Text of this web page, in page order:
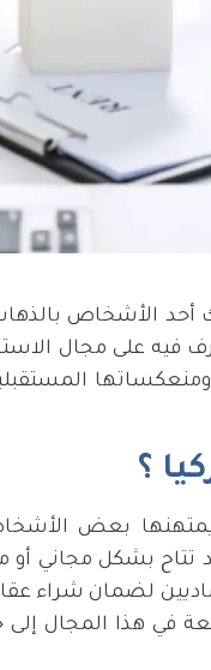
الأشخاص
على مجال
؟
يمتهنها بعض
تتاح بشكل مجاني
لضمان شراء
هذا المجال إلى